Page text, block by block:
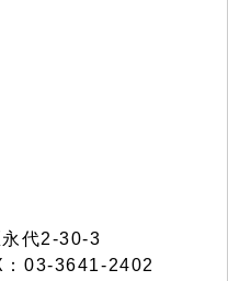
代2-30-3
03-3641-2402